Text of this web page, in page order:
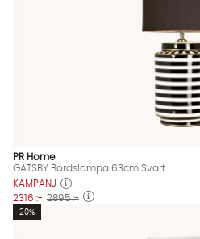
PR Home
GATSBY Bordslampa 63cm Svart
KAMPANJ
2316 :- 2895 :-
20%